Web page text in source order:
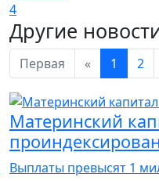
4
Другие
Первая « 1 2
Материнский
Выплаты превысят 1